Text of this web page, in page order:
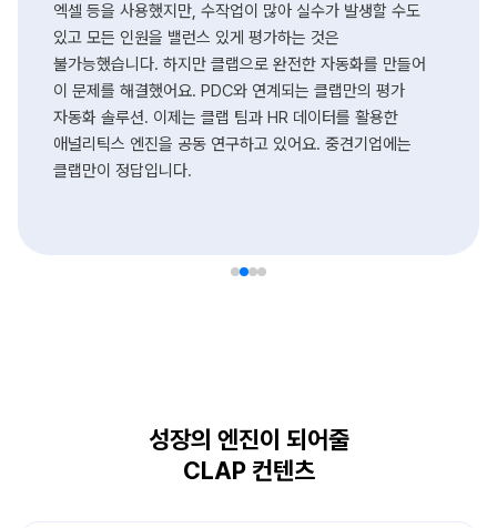
엑셀 등을 사용했지만, 수작업이 많아 실수가 발생할 수도
있고 모든 인원을 밸런스 있게 평가하는 것은
불가능했습니다. 하지만 클랩으로 완전한 자동화를 만들어
이 문제를 해결했어요. PDC와 연계되는 클랩만의 평가
자동화 솔루션. 이제는 클랩 팀과 HR 데이터를 활용한
애널리틱스 엔진을 공동 연구하고 있어요. 중견기업에는
클랩만이 정답입니다.
성장의 엔진이 되어줄
CLAP 컨텐츠